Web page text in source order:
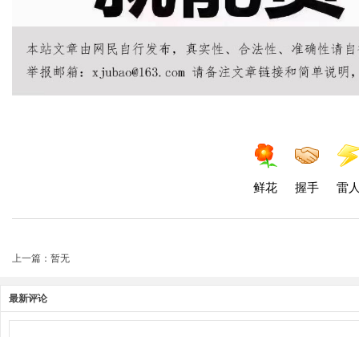
鲜花 握手 雷
上一篇：暂无
最新评论